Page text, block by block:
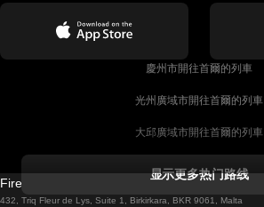
慶州市開往首爾的列車
光州廣域市開往首爾的列車
大邱廣域市開往首爾的列車
都柏林開往戈尔韦的列車
显示更多热门路线
Firebird GT Limited (OC 1451)
432, Triq Fleur de Lys, Suite 1, Birkirkara, BKR 9061, Malta